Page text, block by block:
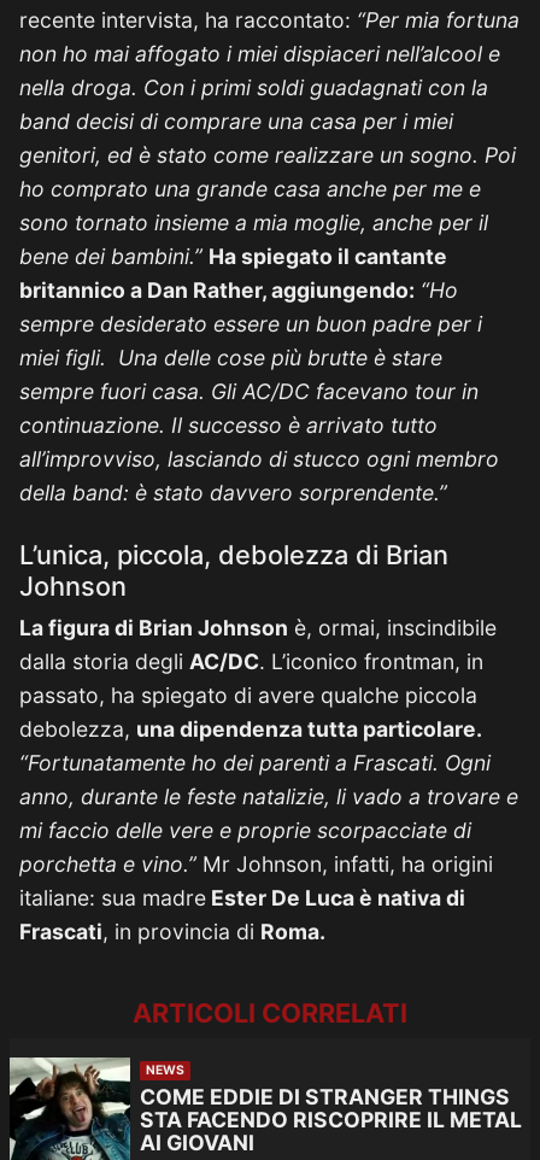
recente intervista, ha raccontato: “Per mia fortuna
non ho mai affogato i miei dispiaceri nell’alcool e
nella droga. Con i primi soldi guadagnati con la
band decisi di comprare una casa per i miei
genitori, ed è stato come realizzare un sogno. Poi
ho comprato una grande casa anche per me e
sono tornato insieme a mia moglie, anche per il
bene dei bambini.” Ha spiegato il cantante
britannico a Dan Rather, aggiungendo: “Ho
sempre desiderato essere un buon padre per i
miei figli. Una delle cose più brutte è stare
sempre fuori casa. Gli AC/DC facevano tour in
continuazione. Il successo è arrivato tutto
all’improvviso, lasciando di stucco ogni membro
della band: è stato davvero sorprendente.”
L’unica, piccola, debolezza di Brian
Johnson
La figura di Brian Johnson è, ormai, inscindibile
dalla storia degli AC/DC. L’iconico frontman, in
passato, ha spiegato di avere qualche piccola
debolezza, una dipendenza tutta particolare.
“Fortunatamente ho dei parenti a Frascati. Ogni
anno, durante le feste natalizie, li vado a trovare e
mi faccio delle vere e proprie scorpacciate di
porchetta e vino.” Mr Johnson, infatti, ha origini
italiane: sua madre Ester De Luca è nativa di
Frascati, in provincia di Roma.
ARTICOLI CORRELATI
NEWS
COME EDDIE DI STRANGER THINGS
STA FACENDO RISCOPRIRE IL METAL
AI GIOVANI